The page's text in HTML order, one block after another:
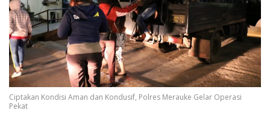
Ciptakan Kondisi Aman dan Kondusif, Polres Merauke Gelar Operasi
Pekat